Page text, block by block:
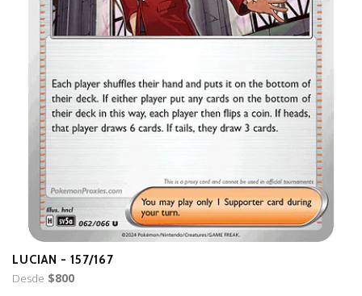
LUCIAN - 157/167
Desde $800